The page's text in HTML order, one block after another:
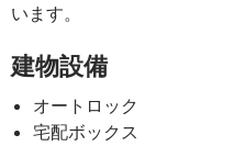
います。
建物設備
オートロック
宅配ボックス